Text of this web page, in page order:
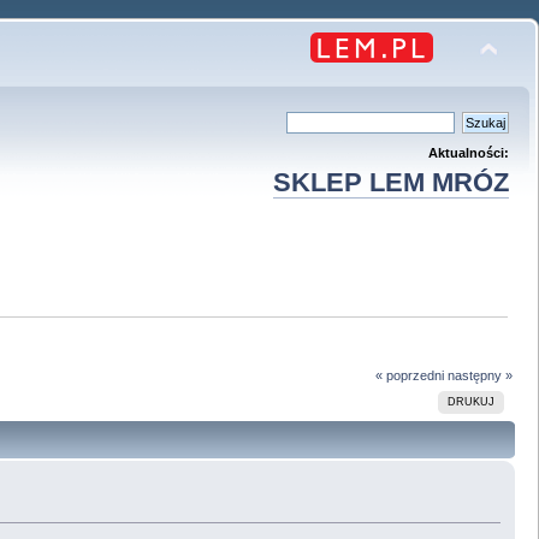
Aktualności:
SKLEP LEM MRÓZ
« poprzedni następny »
DRUKUJ